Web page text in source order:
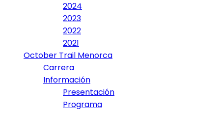
2024
2023
2022
2021
October Trail Menorca
Carrera
Información
Presentación
Programa